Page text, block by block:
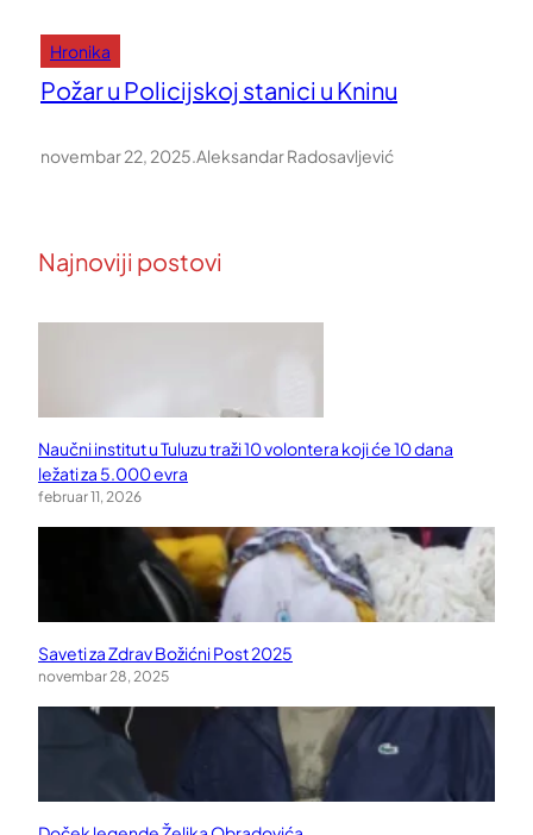
Hronika
Požar u Policijskoj stanici u Kninu
novembar 22, 2025.Aleksandar Radosavljević
Najnoviji postovi
Naučni institut u Tuluzu traži 10 volontera koji će 10 dana
ležati za 5.000 evra
februar 11, 2026
Saveti za Zdrav Božićni Post 2025
novembar 28, 2025